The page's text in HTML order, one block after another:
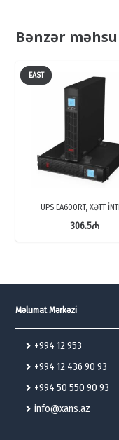
Bənzər
EAST
UPS EA600RT, XƏTT-
306.5₼
Məlumat Mərkəzi
+994 12 953
+994 12 436 90 93
+994 50 550 90 93
info@xans.az